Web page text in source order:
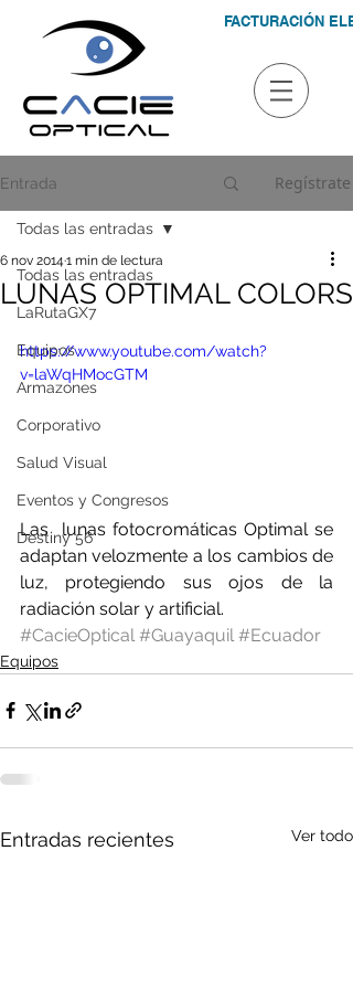
FACTURACIÓN
Entrada Regístrate
Todas las entradas
LaRutaGX7
Equipos
Armazones
Corporativo
Salud Visual
Eventos y Congresos
Destiny 56
Todas las entradas
LUNAS OPTIMAL COLORS
6 nov 2014 1 min de lectura
https://www.youtube.com/watch?
v=laWqHMocGTM
Las  lunas fotocromáticas Optimal se
adaptan velozmente a los cambios de
luz, protegiendo sus ojos de la
radiación solar y artificial.
#CacieOptical #Guayaquil #Ecuador
Equipos
Entradas recientes Ver todo